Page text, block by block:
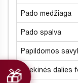
Pado medžiaga
Pado spalva
Papildomos
Priekinės dalies